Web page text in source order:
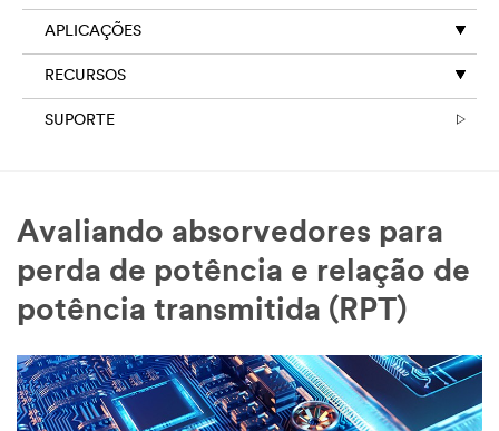
APLICAÇÕES
RECURSOS
SUPORTE
Avaliando absorvedores para
perda de potência e relação de
potência transmitida (RPT)